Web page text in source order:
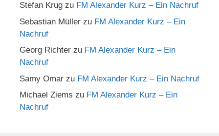
Stefan Krug zu FM Alexander Kurz – Ein Nachruf
Sebastian Müller zu FM Alexander Kurz – Ein
Nachruf
Georg Richter zu FM Alexander Kurz – Ein
Nachruf
Samy Omar zu FM Alexander Kurz – Ein Nachruf
Michael Ziems zu FM Alexander Kurz – Ein
Nachruf